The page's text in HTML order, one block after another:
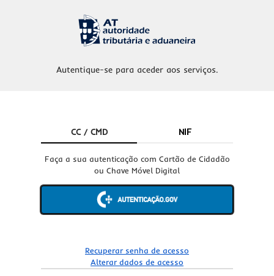
Autentique-se para aceder aos serviços.
CC / CMD NIF
Faça a sua autenticação com Cartão de Cidadão
ou Chave Móvel Digital
Recuperar senha de acesso
Alterar dados de acesso